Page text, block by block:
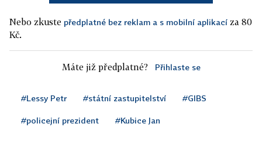
Nebo zkuste předplatné bez reklam a s mobilní aplikací za 80
Kč.
Máte již předplatné? Přihlaste se
#Lessy Petr #státní zastupitelství #GIBS
#policejní prezident #Kubice Jan